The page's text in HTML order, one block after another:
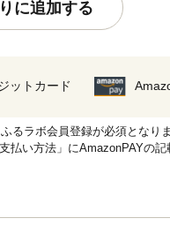
に追加する
ットカード
るラボ会員登録が必須となりま
払い方法」にAmazonPAYの記